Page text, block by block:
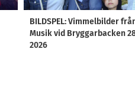
BILDSPEL: Vimmelbilder
Musik vid Bryggarbacken
2026